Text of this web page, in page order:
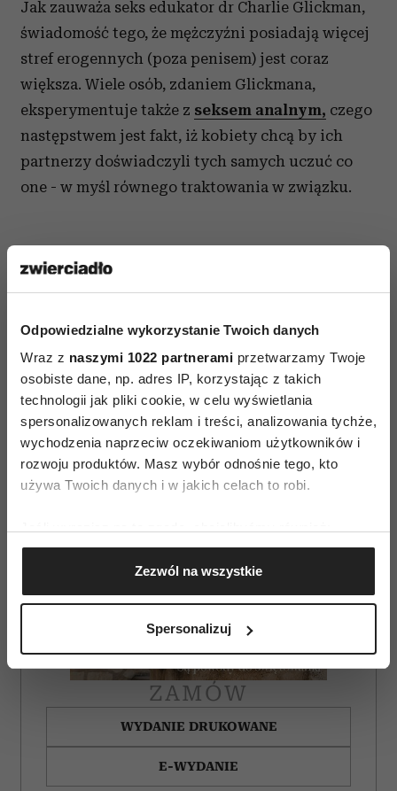
Odpowiedzialne wykorzystanie Twoich danych
Wraz z naszymi 1022 partnerami przetwarzamy Twoje
osobiste dane, np. adres IP, korzystając z takich
technologii jak pliki cookie, w celu wyświetlania
spersonalizowanych reklam i treści, analizowania tychże,
wychodzenia naprzeciw oczekiwaniom użytkowników i
rozwoju produktów. Masz wybór odnośnie tego, kto
używa Twoich danych i w jakich celach to robi.
Gromadzić dane dotyczące Twojej lokalizacji
geograficznej z dokładnością nawet do kilku metrów
Identyfikować Twoje urządzenie, aktywnie
(fingerprinting, czyli wirtualny odcisk palca)
dane są przetwarzane oraz ustaw własne preferencje w
sekcji szczegółów. W Deklaracji plików cookie możesz
zmienić lub wycofać swoją zgodę w dowolnej chwili.
Wykorzystujemy pliki cookie do spersonalizowania treści
Zezwól na wszystkie
Spersonalizuj
Jak zauważa seks edukator dr Charlie Glickman,
świadomość tego, że mężczyźni posiadają więcej
stref erogennych (poza penisem) jest coraz
większa. Wiele osób, zdaniem Glickmana,
eksperymentuje także z seksem analnym, czego
następstwem jest fakt, iż kobiety chcą by ich
partnerzy doświadczyli tych samych uczuć co
one - w myśl równego traktowania w związku.
AUTOPROMOCJA
ZAMÓW
WYDANIE DRUKOWANE
E-WYDANIE